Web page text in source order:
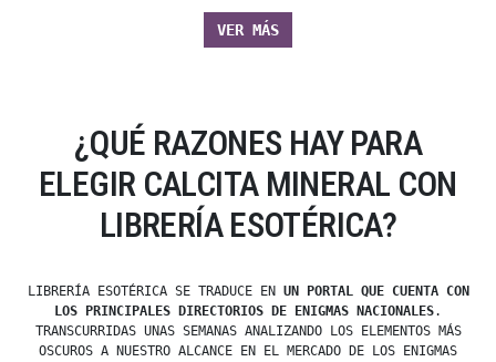
VER MÁS
¿QUÉ RAZONES HAY PARA
ELEGIR CALCITA MINERAL CON
LIBRERÍA ESOTÉRICA?
LIBRERÍA ESOTÉRICA SE TRADUCE EN UN PORTAL QUE CUENTA CON
LOS PRINCIPALES DIRECTORIOS DE ENIGMAS NACIONALES.
TRANSCURRIDAS UNAS SEMANAS ANALIZANDO LOS ELEMENTOS MÁS
OSCUROS A NUESTRO ALCANCE EN EL MERCADO DE LOS ENIGMAS